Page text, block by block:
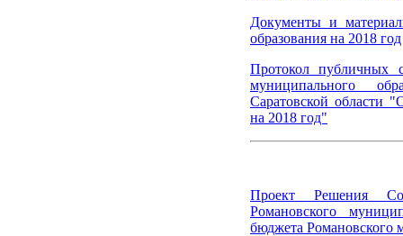
Документы и
образования на 2018 год
Протокол публичных
муниципального
Саратовской области
на 2018 год"
Проект Решения
Романовского
бюджета Романовского